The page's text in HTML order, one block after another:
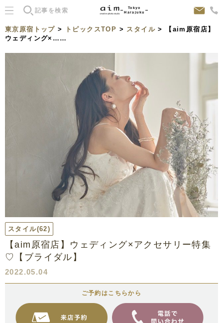
Tokyo
Harajuku
東京原宿トップ > トピックスTOP > スタイル > 【aim原宿店】
ウェディング×……
スタイル(62)
【aim原宿店】ウェディング×アクセサリー特集
♡【ブライダル】
2022.05.04
ご予約はこちらから